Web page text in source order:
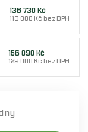
136 730 Kč
113 000 Kč bez DPH
156 090 Kč
129 000 Kč bez DPH